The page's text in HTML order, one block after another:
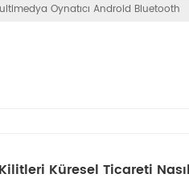
Oynatıcı Android Bluetooth
Küresel Ticareti